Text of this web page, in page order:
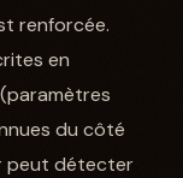
renforcée.
en
du côté
peut détecter